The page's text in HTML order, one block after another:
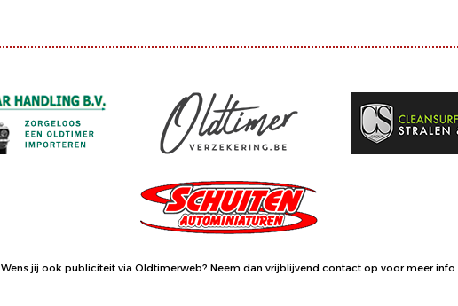
Wens jij ook publiciteit via Oldtimerweb? Neem dan vrijblijvend contact op voor meer info.